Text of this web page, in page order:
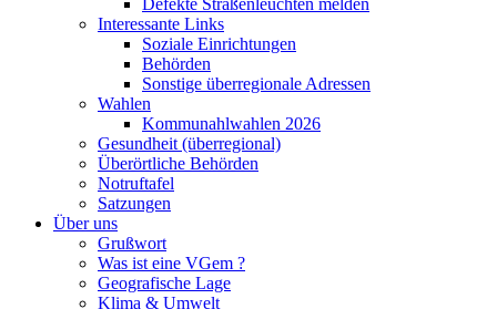
Defekte Straßenleuchten melden
Interessante Links
Soziale Einrichtungen
Behörden
Sonstige überregionale Adressen
Wahlen
Kommunahlwahlen 2026
Gesundheit (überregional)
Überörtliche Behörden
Notruftafel
Satzungen
Über uns
Grußwort
Was ist eine VGem ?
Geografische Lage
Klima & Umwelt